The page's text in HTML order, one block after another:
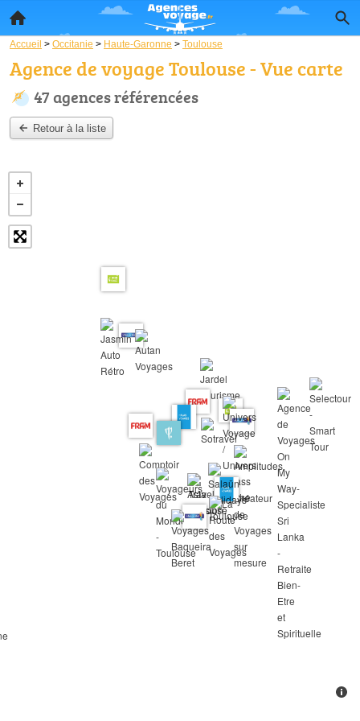
Accueil > Occitanie > Haute-Garonne > Toulouse
Agence de voyage Toulouse - Vue carte
47 agences référencées
Retour à la liste